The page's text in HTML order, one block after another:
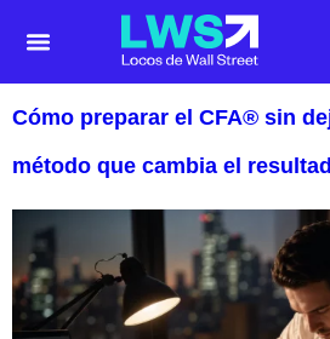
Cómo preparar el CFA® sin
método que cambia el